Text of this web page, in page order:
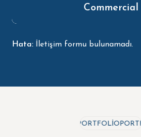
Commercial
Industrial
Residential
Corporate
Hata: İletişim formu bulunamadı.
PORTFOLIOPORTFOLIO